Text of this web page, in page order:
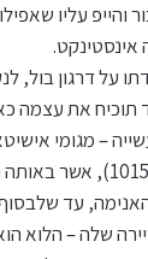
והייפ עליו
אינסטינקט.
על דרגון בול,
תוכיח את עצמה
האישה מאחורי פרק
עד
שלה – הלוא הוא